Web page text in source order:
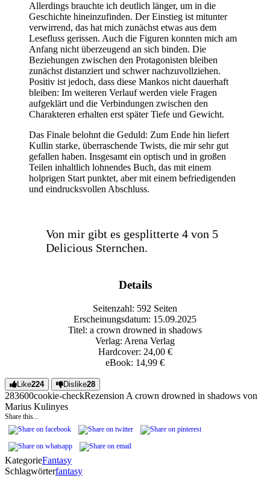
Allerdings brauchte ich deutlich länger, um in die
Geschichte hineinzufinden. Der Einstieg ist mitunter
verwirrend, das hat mich zunächst etwas aus dem
Lesefluss gerissen. Auch die Figuren konnten mich am
Anfang nicht überzeugend an sich binden. Die
Beziehungen zwischen den Protagonisten bleiben
zunächst distanziert und schwer nachzuvollziehen.
Positiv ist jedoch, dass diese Mankos nicht dauerhaft
bleiben: Im weiteren Verlauf werden viele Fragen
aufgeklärt und die Verbindungen zwischen den
Charakteren erhalten erst später Tiefe und Gewicht.
Das Finale belohnt die Geduld: Zum Ende hin liefert
Kullin starke, überraschende Twists, die mir sehr gut
gefallen haben. Insgesamt ein optisch und in großen
Teilen inhaltlich lohnendes Buch, das mit einem
holprigen Start punktet, aber mit einem befriedigenden
und eindrucksvollen Abschluss.
Von mir gibt es gesplitterte 4 von 5
Delicious Sternchen.
Details
Seitenzahl: 592 Seiten
Erscheinungsdatum: 15.09.2025
Titel: a crown drowned in shadows
Verlag: Arena Verlag
Hardcover: 24,00 €
eBook: 14,99 €
Like224 Dislike28
283600cookie-checkRezension A crown drowned in shadows von
Marius Kulinyes
Share this...
KategorieFantasy
Schlagwörterfantasy